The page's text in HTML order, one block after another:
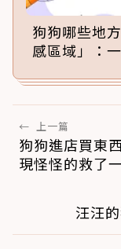
狗狗哪些地
感區域」：
← 上一篇
狗狗進店買東
現怪怪的救了
汪汪